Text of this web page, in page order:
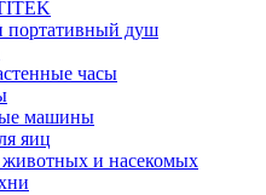
душ
часы
машины
яиц
и насекомых